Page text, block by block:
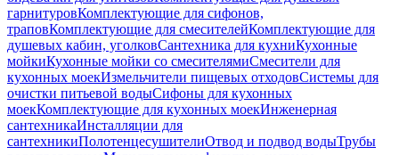
гарнитуровКомплектующие для сифонов,
траповКомплектующие для смесителейКомплектующие для
душевых кабин, уголковСантехника для кухниКухонные
мойкиКухонные мойки со смесителямиСмесители для
кухонных моекИзмельчители пищевых отходовСистемы для
очистки питьевой водыСифоны для кухонных
моекКомплектующие для кухонных моекИнженерная
сантехникаИнсталляции для
сантехникиПолотенцесушителиОтвод и подвод водыТрубы